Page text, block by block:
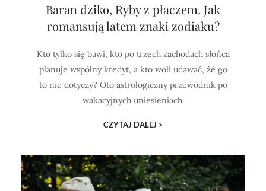
Baran dziko, Ryby z płaczem. Jak
romansują latem znaki zodiaku?
Kto tylko się bawi, kto po trzech zachodach słońca
planuje wspólny kredyt, a kto woli udawać, że go
to nie dotyczy? Oto astrologiczny przewodnik po
wakacyjnych uniesieniach.
CZYTAJ DALEJ >